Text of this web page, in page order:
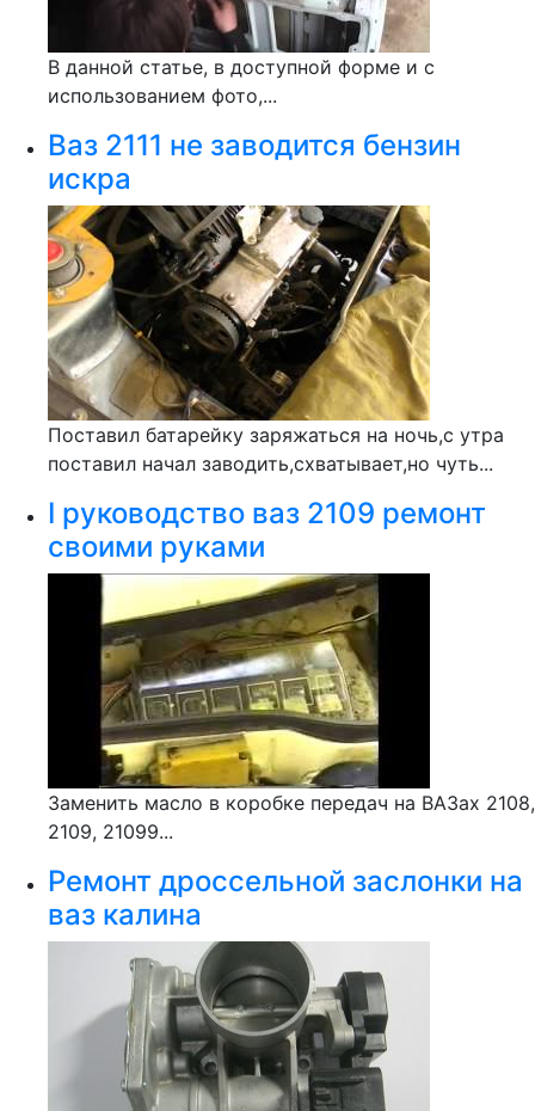
В данной статье, в доступной форме и с
использованием фото,...
Ваз 2111 не заводится бензин
искра
Поставил батарейку заряжаться на ночь,с утра
поставил начал заводить,схватывает,но чуть...
I руководство ваз 2109 ремонт
своими руками
Заменить масло в коробке передач на ВАЗах 2108,
2109, 21099...
Ремонт дроссельной заслонки на
ваз калина